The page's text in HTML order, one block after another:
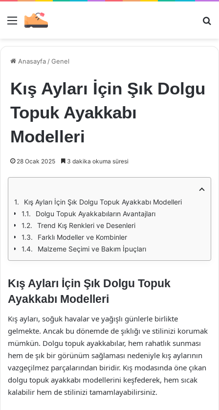
Menü
Anasayfa /Genel
Kış Ayları İçin Şık Dolgu
Topuk Ayakkabı
Modelleri
28 Ocak 2025 3 dakika okuma süresi
Kış Ayları İçin Şık Dolgu Topuk Ayakkabı Modelleri
Dolgu Topuk Ayakkabıların Avantajları
Trend Kış Renkleri ve Desenleri
Farklı Modeller ve Kombinler
Malzeme Seçimi ve Bakım İpuçları
Kış Ayları İçin Şık Dolgu Topuk
Ayakkabı Modelleri
Kış ayları, soğuk havalar ve yağışlı günlerle birlikte
gelmekte. Ancak bu dönemde de şıklığı ve stilinizi korumak
mümkün. Dolgu topuk ayakkabılar, hem rahatlık sunması
hem de şık bir görünüm sağlaması nedeniyle kış aylarının
vazgeçilmez parçalarından biridir. Kış modasında öne çıkan
dolgu topuk ayakkabı modellerini keşfederek, hem sıcak
kalabilir hem de stilinizi tamamlayabilirsiniz.